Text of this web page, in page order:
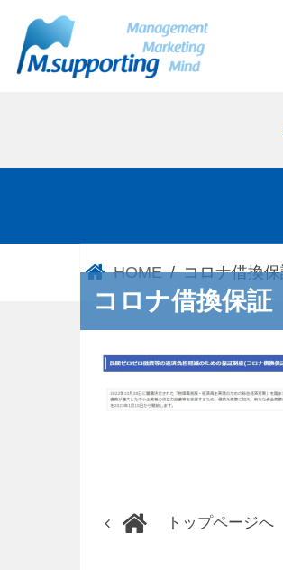
HOME コロナ借換
コロナ借換保証
トップページへ